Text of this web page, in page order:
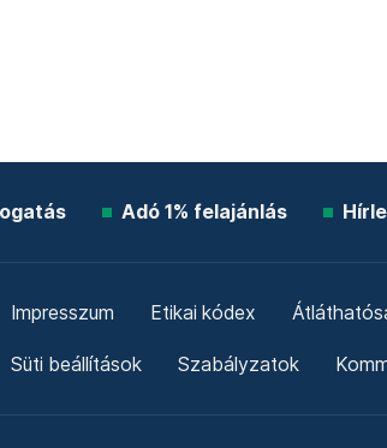
Adó 1% felajánlás
Impresszum Etikai kódex
Süti beállítások Szabályzatok